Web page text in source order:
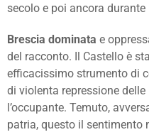
secolo e poi ancora durante
Brescia dominata e
del racconto. Il Castello è
efficacissimo strumento di
di violenta repressione
l’occupante. Temuto,
patria, questo il sentimento